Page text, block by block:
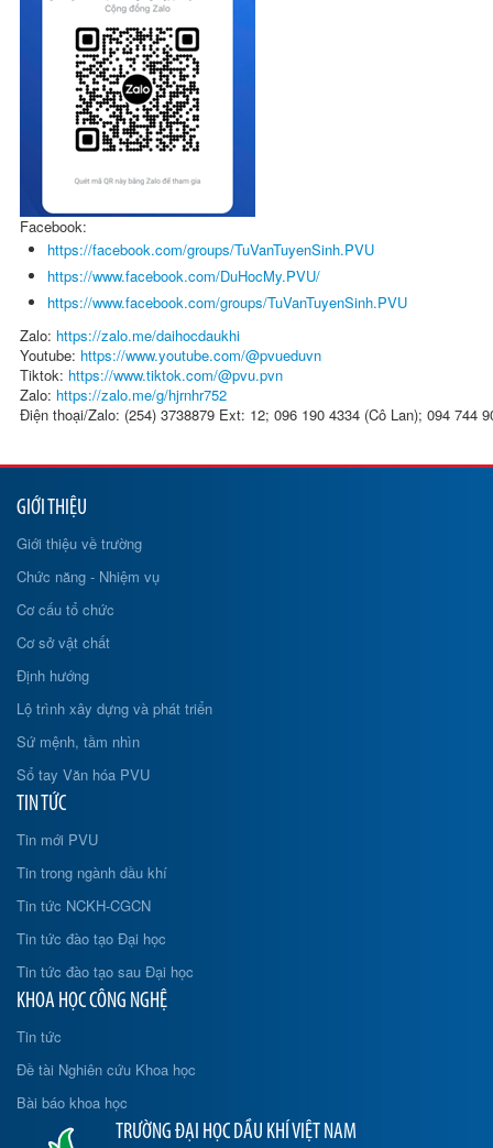
Facebook:
https://facebook.com/groups/TuVanTuyenSinh.PVU
https://www.facebook.com/DuHocMy.PVU/
https://www.facebook.com/groups/TuVanTuyenSinh.PVU
Zalo: https://zalo.me/daihocdaukhi
Youtube: https://www.youtube.com/@pvueduvn
Tiktok: https://www.tiktok.com/@pvu.pvn
Zalo: https://zalo.me/g/hjrnhr752
Điện thoại/Zalo: (254) 3738879 Ext: 12; 096 190 4334 (Cô
GIỚI THIỆU
Giới thiệu về trường
Chức năng - Nhiệm vụ
Cơ cấu tổ chức
Cơ sở vật chất
Định hướng
Lộ trình xây dựng và phát triển
Sứ mệnh, tầm nhìn
Sổ tay Văn hóa PVU
TIN TỨC
Tin mới PVU
Tin trong ngành dầu khí
Tin tức NCKH-CGCN
Tin tức đào tạo Đại học
Tin tức đào tạo sau Đại học
KHOA HỌC CÔNG NGHỆ
Tin tức
Đề tài Nghiên cứu Khoa học
Bài báo khoa học
TRƯỜNG ĐẠI HỌC DẦU KHÍ VIỆT NAM